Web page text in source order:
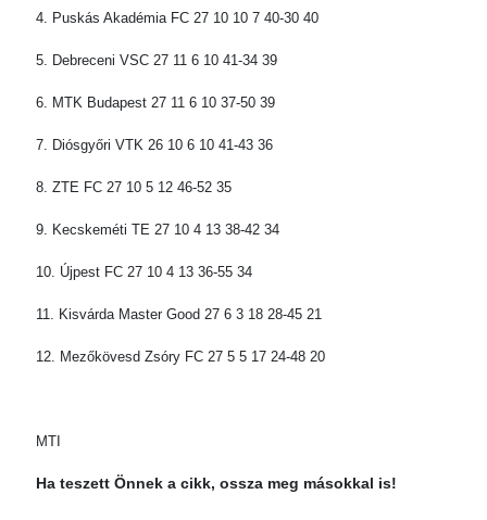
4. Puskás Akadémia FC 27 10 10 7 40-30 40
5. Debreceni VSC 27 11 6 10 41-34 39
6. MTK Budapest 27 11 6 10 37-50 39
7. Diósgyőri VTK 26 10 6 10 41-43 36
8. ZTE FC 27 10 5 12 46-52 35
9. Kecskeméti TE 27 10 4 13 38-42 34
10. Újpest FC 27 10 4 13 36-55 34
11. Kisvárda Master Good 27 6 3 18 28-45 21
12. Mezőkövesd Zsóry FC 27 5 5 17 24-48 20
MTI
Ha teszett Önnek a cikk, ossza meg másokkal is!